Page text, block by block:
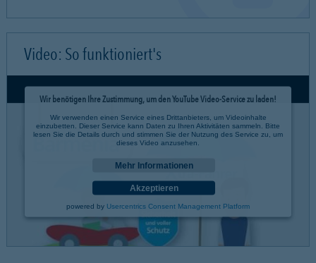
Video: So funktioniert's
Wir benötigen Ihre Zustimmung, um den YouTube Video-Service zu laden!
Wir verwenden einen Service eines Drittanbieters, um Videoinhalte
einzubetten. Dieser Service kann Daten zu Ihren Aktivitäten sammeln. Bitte
lesen Sie die Details durch und stimmen Sie der Nutzung des Service zu, um
dieses Video anzusehen.
Mehr Informationen
Akzeptieren
powered by Usercentrics Consent Management Platform